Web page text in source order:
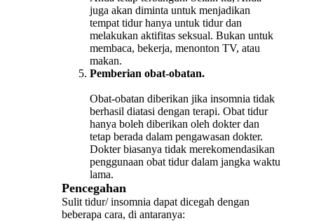
juga akan diminta untuk menjadikan
tempat tidur hanya untuk tidur dan
melakukan aktifitas seksual. Bukan untuk
membaca, bekerja, menonton TV, atau
makan.
Pemberian obat-obatan.
Obat-obatan diberikan jika insomnia tidak
berhasil diatasi dengan terapi. Obat tidur
hanya boleh diberikan oleh dokter dan
tetap berada dalam pengawasan dokter.
Dokter biasanya tidak merekomendasikan
penggunaan obat tidur dalam jangka waktu
lama.
Pencegahan
Sulit tidur/ insomnia dapat dicegah dengan
beberapa cara, di antaranya: